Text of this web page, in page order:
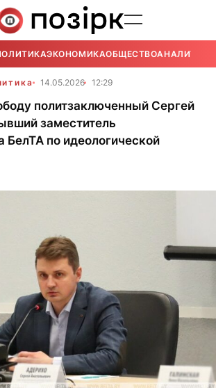
ЭКОНОМИКАОБЩЕСТВОАНАЛИТИКА
14.05.2026 12:29
политзаключенный Сергей
заместитель
БелТА по идеологической